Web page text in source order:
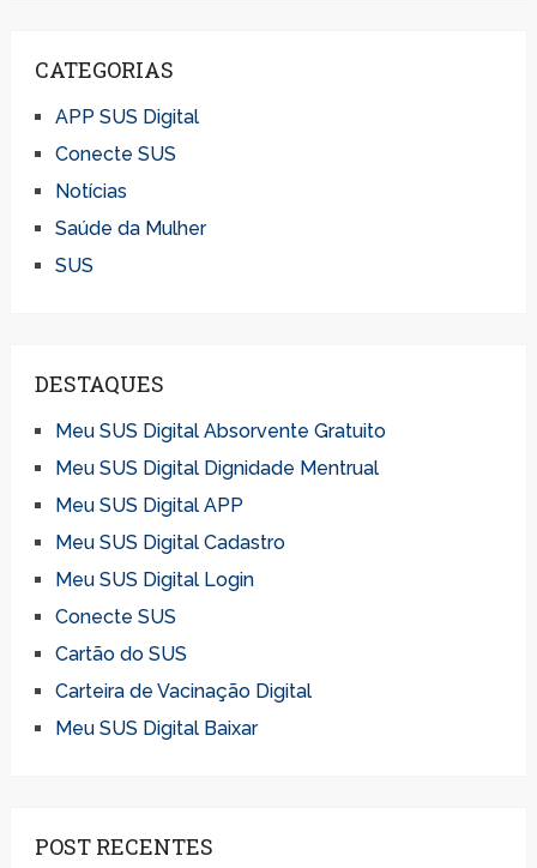
CATEGORIAS
APP SUS Digital
Conecte SUS
Notícias
Saúde da Mulher
SUS
DESTAQUES
Meu SUS Digital Absorvente Gratuito
Meu SUS Digital Dignidade Mentrual
Meu SUS Digital APP
Meu SUS Digital Cadastro
Meu SUS Digital Login
Conecte SUS
Cartão do SUS
Carteira de Vacinação Digital
Meu SUS Digital Baixar
POST RECENTES